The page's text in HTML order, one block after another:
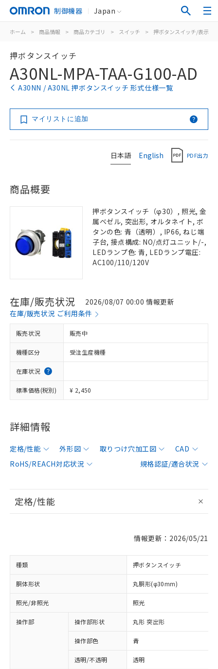
制御機器 Japan
ホーム > 商品情報 > 商品カテゴリ > スイッチ > 押ボタンスイッチ/表示灯
押ボタンスイッチ
A30NL-MPA-TAA-G100-AD
A30NN / A30NL 押ボタンスイッチ 形式仕様一覧
マイリストに追加
日本語 English PDF出力
商品概要
押ボタンスイッチ（φ30）, 照光, 金
属ベゼル, 突出形, オルタネイト, ボ
タンの色: 青（透明）, IP66, ねじ端
子台, 接点構成: NO/点灯ユニット/-,
LEDランプ色: 青, LEDランプ電圧:
AC100/110/120V
在庫/販売状況
2026/08/07 00:00 情報更新
在庫/販売状況 ご利用条件
販売状況 販売中
機種区分 受注生産機種
在庫状況
標準価格(税別) ¥ 2,450
詳細情報
定格/性能 外形図 取りつけ穴加工図
CAD
RoHS/REACH対応状況
規格認証/適合状況
定格/性能
情報更新：2026/05/21
種類 押ボタンスイッチ
胴体形状 丸胴形(φ30mm)
照光/非照光 照光
操作部 操作部形状 丸形 突出形
操作部色 青
透明/不透明 透明